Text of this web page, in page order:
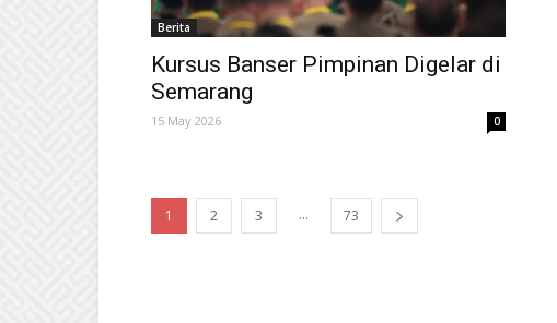
Berita
Kursus Banser Pimpinan Digelar di
Semarang
15 May 2026 0
1 2 3 ... 73